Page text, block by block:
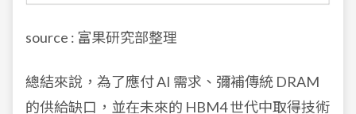
source : 富果研究部整理
總結來說，為了應付 AI 需求、彌補傳統 DRAM
的供給缺口，並在未來的 HBM4 世代中取得技術